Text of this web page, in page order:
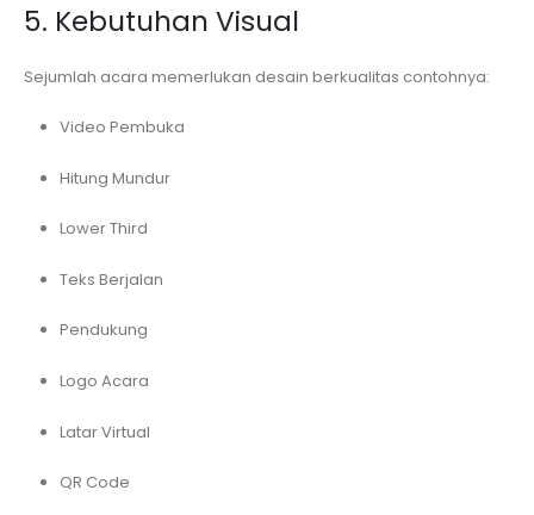
5. Kebutuhan Visual
Sejumlah acara memerlukan desain berkualitas contohnya:
Video Pembuka
Hitung Mundur
Lower Third
Teks Berjalan
Pendukung
Logo Acara
Latar Virtual
QR Code